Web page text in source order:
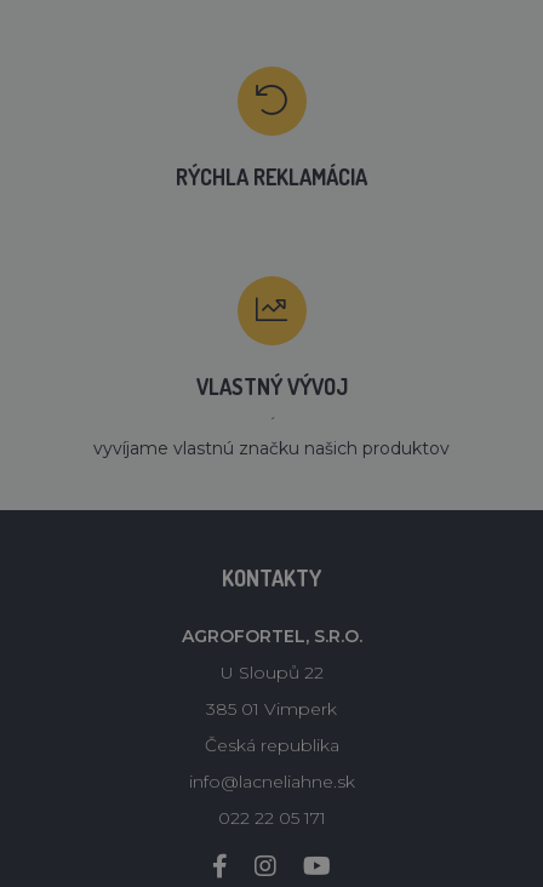
RÝCHLA REKLAMÁCIA
VLASTNÝ VÝVOJ
´
vyvíjame vlastnú značku našich produktov
KONTAKTY
AGROFORTEL, S.R.O.
U Sloupů 22
385 01 Vimperk
Česká republika
info@lacneliahne.sk
022 22 05 171